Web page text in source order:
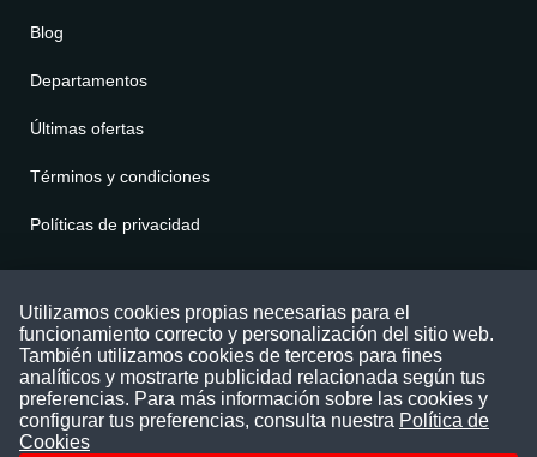
Blog
Departamentos
Últimas ofertas
Términos y condiciones
Políticas de privacidad
Puede comunicarse con nosotros a través
nuestras redes sociales o del correo:
contacto@convocatoriasdetrabajo.com
Siguenos en:
Utilizamos cookies propias necesarias para el
funcionamiento correcto y personalización del sitio web.
También utilizamos cookies de terceros para fines
analíticos y mostrarte publicidad relacionada según tus
preferencias. Para más información sobre las cookies y
configurar tus preferencias, consulta nuestra Política de
Cookies